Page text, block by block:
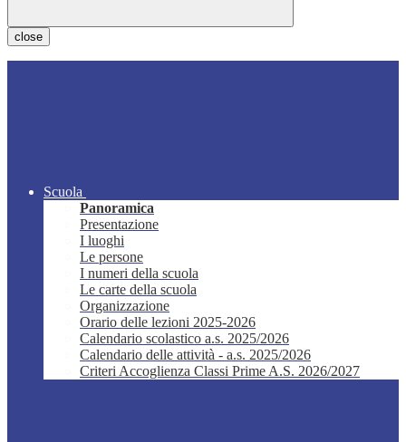
close
Scuola
Panoramica
Presentazione
I luoghi
Le persone
I numeri della scuola
Le carte della scuola
Organizzazione
Orario delle lezioni 2025-2026
Calendario scolastico a.s. 2025/2026
Calendario delle attività - a.s. 2025/2026
Criteri Accoglienza Classi Prime A.S. 2026/2027